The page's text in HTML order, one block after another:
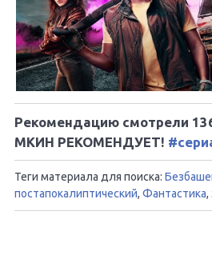
Рекомендацию смотрели
МКИН РЕКОМЕНДУЕТ!
Теги материала для поиска:
постапокалиптический, Фантастика,